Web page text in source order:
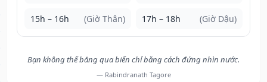
15h – 16h (Giờ Thân) 17h – 18h (Giờ Dậu)
Bạn không thể băng qua biển chỉ bằng cách đứng nhìn nước.
— Rabindranath Tagore